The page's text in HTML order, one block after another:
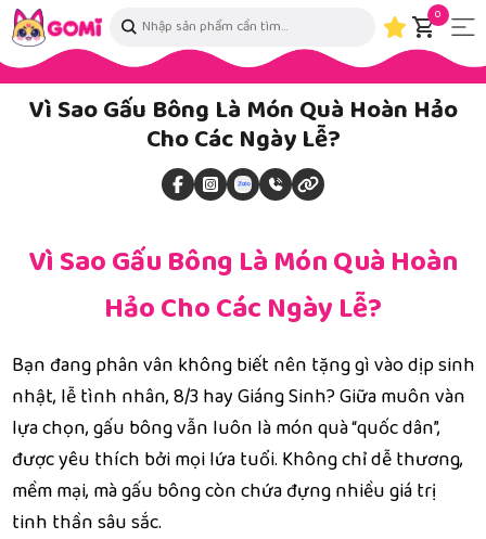
0
Vì Sao Gấu Bông Là Món Quà Hoàn Hảo
Cho Các Ngày Lễ?
Vì Sao Gấu Bông Là Món Quà Hoàn
Hảo Cho Các Ngày Lễ?
Bạn đang phân vân không biết nên tặng gì vào dịp sinh
nhật, lễ tình nhân, 8/3 hay Giáng Sinh? Giữa muôn vàn
lựa chọn, gấu bông vẫn luôn là món quà “quốc dân”,
được yêu thích bởi mọi lứa tuổi. Không chỉ dễ thương,
mềm mại, mà gấu bông còn chứa đựng nhiều giá trị
tinh thần sâu sắc.